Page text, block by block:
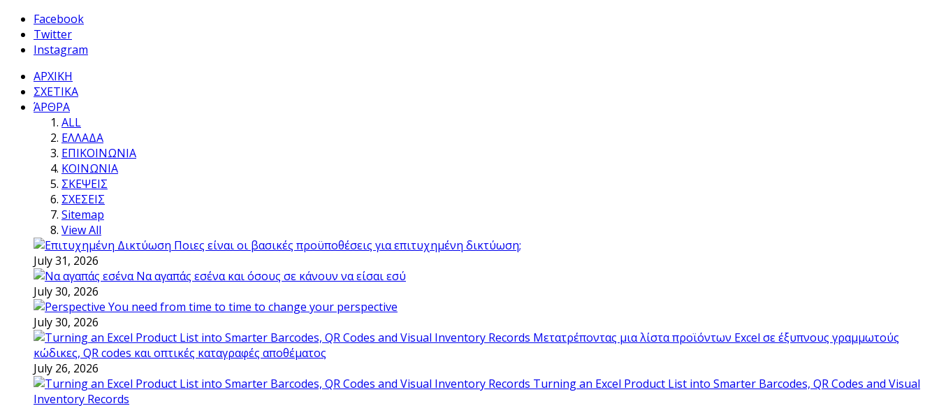
Facebook
Twitter
Instagram
ΑΡΧΙΚΗ
ΣΧΕΤΙΚΑ
ΆΡΘΡΑ
ALL
ΕΛΛΑΔΑ
ΕΠΙΚΟΙΝΩΝΙΑ
ΚΟΙΝΩΝΙΑ
ΣΚΕΨΕΙΣ
ΣΧΕΣΕΙΣ
Sitemap
View All
Ποιες είναι οι βασικές προϋποθέσεις για επιτυχημένη δικτύωση;
July 31, 2026
Να αγαπάς εσένα και όσους σε κάνουν να είσαι εσύ
July 30, 2026
You need from time to time to change your perspective
July 30, 2026
Μετατρέποντας μια λίστα προϊόντων Excel σε έξυπνους γραμμωτούς
κώδικες, QR codes και οπτικές καταγραφές αποθέματος
July 26, 2026
Turning an Excel Product List into Smarter Barcodes, QR Codes and Visual
Inventory Records